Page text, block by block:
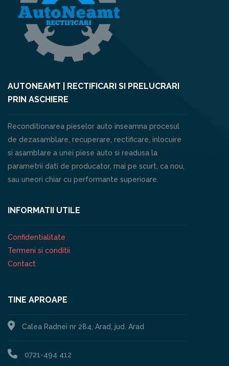
AUTONEAMT | RECTIFICARI SI PRELUCRARI
PRIN ASCHIERE
Reconditionarea pieselor auto inseamna procesul
de dezasamblare, recuperare, rectificare, inlocuire
si asamblare a unei piese auto si readusa la
parametrii dati de producator, mai pe scurt, ca nou,
sau uneori chiar cu performante superioare.
INFORMATII UTILE
Confidentialitate
Termeni si conditii
Contact
TINE APROAPE
Calea Radnei nr 284, Arad, jud. Arad
0721-494 412